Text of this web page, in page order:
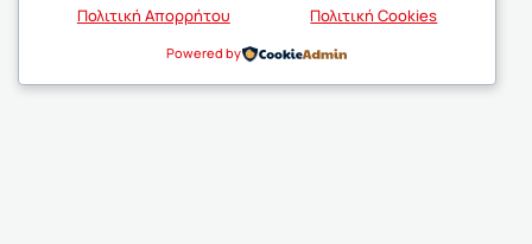
Πολιτική Απορρήτου Πολιτική Cookies
Powered by